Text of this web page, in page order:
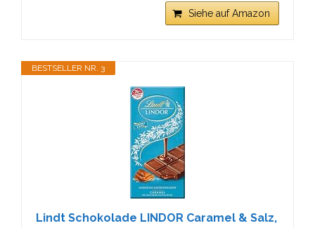
Siehe auf Amazon
BESTSELLER NR. 3
Lindt Schokolade LINDOR Caramel & Salz,